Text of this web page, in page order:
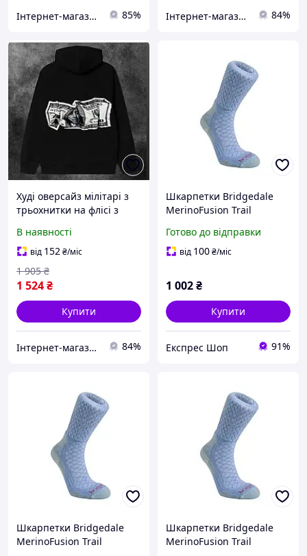
Інтернет-магазин SALE TOOLS 85% Інтернет-магазин MEGA TOOLS 84%
Худі оверсайз мілітарі з
трьохнитки на флісі з
комфортного носіння в
прохолодну погоду
В наявності
від 152₴/міс
1 524₴
1 905 ₴
Купити
Інтернет-магазин MEGA TOOLS 84%
Шкарпетки Bridgedale
MerinoFusion Trail
L) висота халяви - Бут
анатомічний дизайн
Готово до відправки
від 100₴/міс
1 002₴
Купити
Експрес Шоп 91%
Шкарпетки Bridgedale
MerinoFusion Trail
Шкарпетки Bridgedale
MerinoFusion Trail